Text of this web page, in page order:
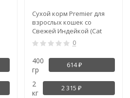
Сухой корм Premier для
взрослых кошек со
Свежей Индейкой (Cat
Turkey ADULT)0
400
гр
614₽
2
кг
2 315 ₽